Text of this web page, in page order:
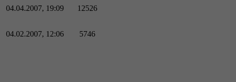
04.04.2007, 19:09
12526
04.02.2007, 12:06
5746